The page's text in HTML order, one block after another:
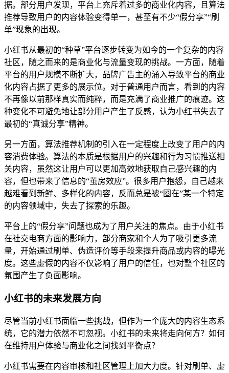
据。部分用户发现，平台上充斥着过多的商业化内容，且算法
推荐导致用户的内容体验变得单一，甚至有不少“假分享”“刷
单”现象的出现。
小红书从最初的“种草”平台逐步转变为如今的一个复杂的内容
社区，随之而来的是商业化与流量变现的挑战。一方面，随着
平台的用户规模不断扩大，品牌广告主的涌入导致平台的商业
化内容占据了更多的展示位。对于普通用户而言，看到的内容
不再像以前那样真实而纯粹，而是充满了商业推广的痕迹。这
种变化不可避免地让部分用户产生了反感，认为小红书失去了
最初的“真诚分享”精神。
另一方面，算法推荐机制的引入在一定程度上改变了用户的内
容消费体验。算法的本质是根据用户的兴趣和行为习惯推送相
关内容，虽然这让用户可以更加高效地获取自己感兴趣的内
容，但也带来了信息的“茧房效应”。很多用户抱怨，自己越来
越难看到新鲜、多样化的内容，反而总是被“圈在”某一个特定
的内容领域中，失去了探索的乐趣。
平台上的“假分享”问题也成为了用户关注的焦点。由于小红书
在社交电商方面的影响力，部分商家和个人为了吸引更多流
量，开始通过刷单、伪造评价等手段来提升商品或内容的曝光
度。这些虚假的内容不仅影响了用户的信任，也对整个社区的
氛围产生了负面影响。
小红书的未来发展方向
尽管当前小红书面临一些挑战，但作为一个庞大的内容生态系
统，它的潜力依然不可忽视。小红书的未来将走向何方？如何
在维持用户体验与商业化之间找到平衡点？
小红书需要在内容审核和社区管理上加大力度。针对刷单、虚